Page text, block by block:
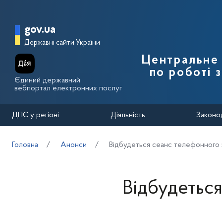
Головна сторінка Державної
gov.ua
Державні сайти України
Єдиний державний
вебпортал електронних послуг
Центральне
по роботі
ДПС у регіоні Діяльність
Головна Анонси Відбудеться сеанс телефонного